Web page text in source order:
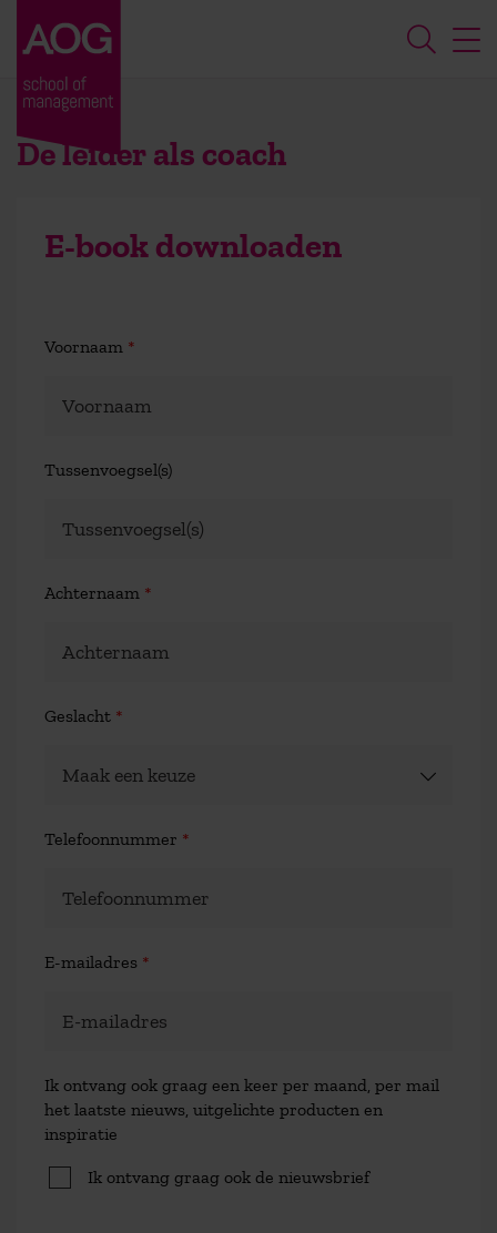
De leider als coach
E-book downloaden
Voornaam *
Tussenvoegsel(s)
Achternaam *
Geslacht *
Telefoonnummer *
E-mailadres *
Ik ontvang ook graag een keer per maand, per mail
het laatste nieuws, uitgelichte producten en
inspiratie
Ik ontvang graag ook de nieuwsbrief